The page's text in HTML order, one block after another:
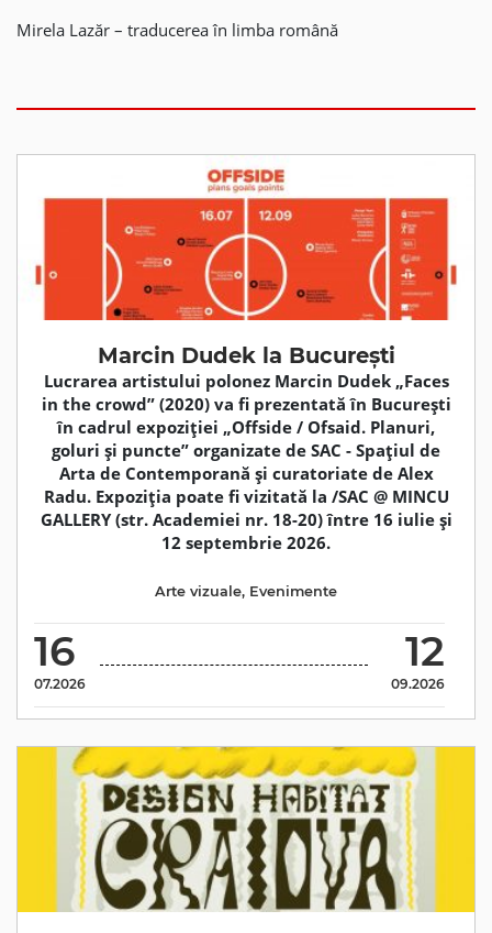
Mirela Lazăr – traducerea în limba română
Marcin Dudek la București
Lucrarea artistului polonez Marcin Dudek „Faces
in the crowd” (2020) va fi prezentată în București
în cadrul expoziției „Offside / Ofsaid. Planuri,
goluri și puncte” organizate de SAC - Spațiul de
Arta de Contemporană și curatoriate de Alex
Radu. Expoziția poate fi vizitată la /SAC @ MINCU
GALLERY (str. Academiei nr. 18-20) între 16 iulie și
12 septembrie 2026.
16
07.2026
12
09.2026
Arte vizuale, Evenimente